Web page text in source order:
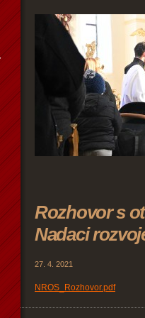
Rozhovor s
Nadaci
27. 4. 2021
NROS_Rozhovor.pdf